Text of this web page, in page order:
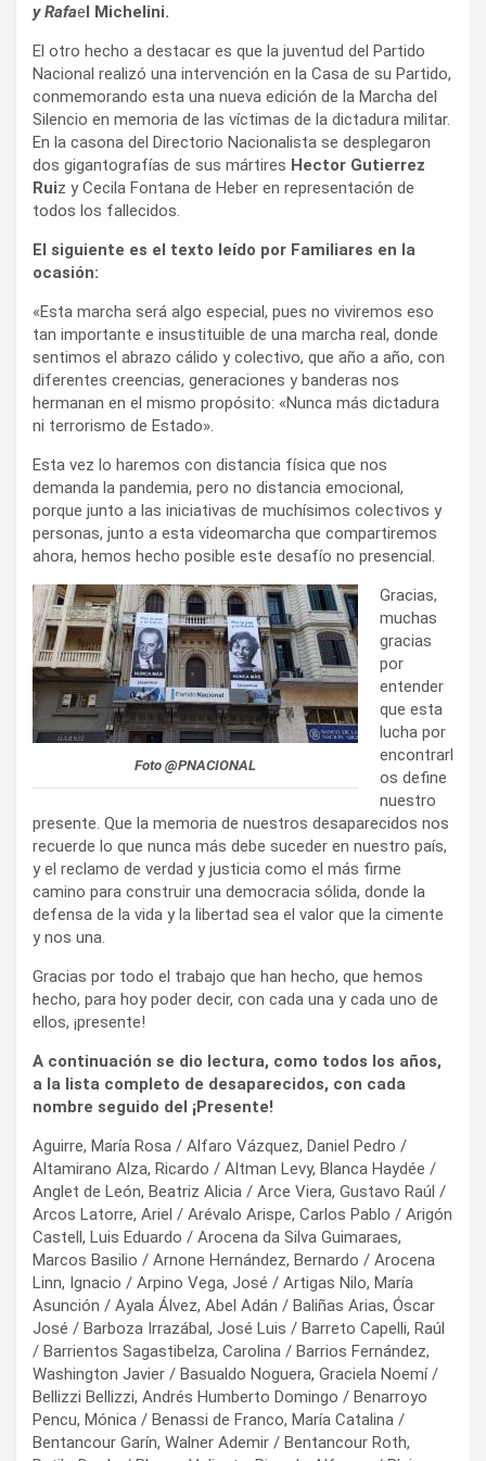
y Rafael Michelini.
El otro hecho a destacar es que la juventud del Partido
Nacional realizó una intervención en la Casa de su Partido,
conmemorando esta una nueva edición de la Marcha del
Silencio en memoria de las víctimas de la dictadura militar.
En la casona del Directorio Nacionalista se desplegaron
dos gigantografías de sus mártires Hector Gutierrez
Ruiz y Cecila Fontana de Heber en representación de
todos los fallecidos.
El siguiente es el texto leído por Familiares en la
ocasión:
«Esta marcha será algo especial, pues no viviremos eso
tan importante e insustituible de una marcha real, donde
sentimos el abrazo cálido y colectivo, que año a año, con
diferentes creencias, generaciones y banderas nos
hermanan en el mismo propósito: «Nunca más dictadura
ni terrorismo de Estado».
Esta vez lo haremos con distancia física que nos
demanda la pandemia, pero no distancia emocional,
porque junto a las iniciativas de muchísimos colectivos y
personas, junto a esta videomarcha que compartiremos
ahora, hemos hecho posible este desafío no presencial.
Foto @PNACIONAL
Gracias,
muchas
gracias
por
entender
que esta
lucha por
encontrarl
os define
nuestro
presente. Que la memoria de nuestros desaparecidos nos
recuerde lo que nunca más debe suceder en nuestro país,
y el reclamo de verdad y justicia como el más firme
camino para construir una democracia sólida, donde la
defensa de la vida y la libertad sea el valor que la cimente
y nos una.
Gracias por todo el trabajo que han hecho, que hemos
hecho, para hoy poder decir, con cada una y cada uno de
ellos, ¡presente!
A continuación se dio lectura, como todos los años,
a la lista completo de desaparecidos, con cada
nombre seguido del ¡Presente!
Aguirre, María Rosa / Alfaro Vázquez, Daniel Pedro /
Altamirano Alza, Ricardo / Altman Levy, Blanca Haydée /
Anglet de León, Beatriz Alicia / Arce Viera, Gustavo Raúl /
Arcos Latorre, Ariel / Arévalo Arispe, Carlos Pablo / Arigón
Castell, Luis Eduardo / Arocena da Silva Guimaraes,
Marcos Basilio / Arnone Hernández, Bernardo / Arocena
Linn, Ignacio / Arpino Vega, José / Artigas Nilo, María
Asunción / Ayala Álvez, Abel Adán / Baliñas Arias, Óscar
José / Barboza Irrazábal, José Luis / Barreto Capelli, Raúl
/ Barrientos Sagastibelza, Carolina / Barrios Fernández,
Washington Javier / Basualdo Noguera, Graciela Noemí /
Bellizzi Bellizzi, Andrés Humberto Domingo / Benarroyo
Pencu, Mónica / Benassi de Franco, María Catalina /
Bentancour Garín, Walner Ademir / Bentancour Roth,